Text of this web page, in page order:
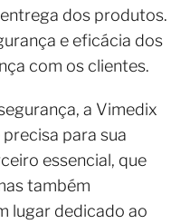
dos produtos.
e eficácia dos
com os clientes.
a Vimedix
para sua
essencial, que
também
lugar dedicado ao